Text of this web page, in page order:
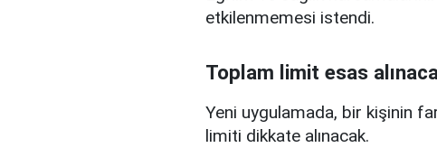
etkilenmemesi istendi.
Toplam limit esas
Yeni uygulamada, bir kişinin
limiti dikkate alınacak.